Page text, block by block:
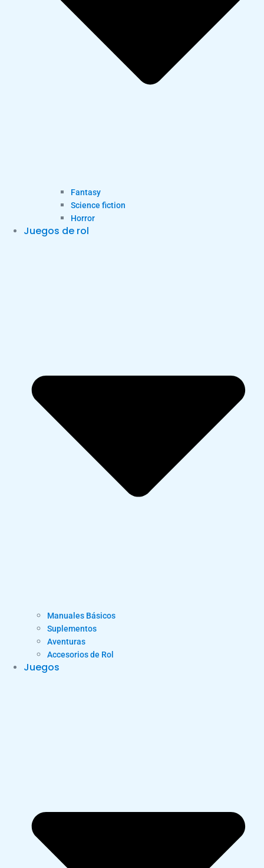
Fantasy
Science fiction
Horror
Juegos de rol
Manuales Básicos
Suplementos
Aventuras
Accesorios de Rol
Juegos